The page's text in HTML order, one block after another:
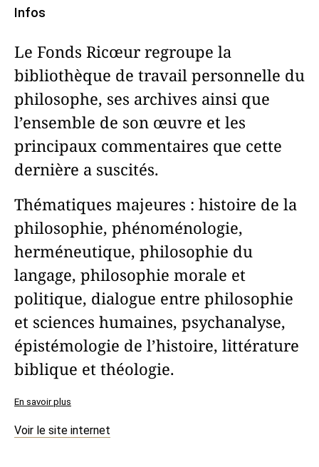
Infos
Le Fonds Ricœur regroupe la
bibliothèque de travail personnelle du
philosophe, ses archives ainsi que
l’ensemble de son œuvre et les
principaux commentaires que cette
dernière a suscités.
Thématiques majeures : histoire de la
philosophie, phénoménologie,
herméneutique, philosophie du
langage, philosophie morale et
politique, dialogue entre philosophie
et sciences humaines, psychanalyse,
épistémologie de l’histoire, littérature
biblique et théologie.
En savoir plus
Voir le site internet